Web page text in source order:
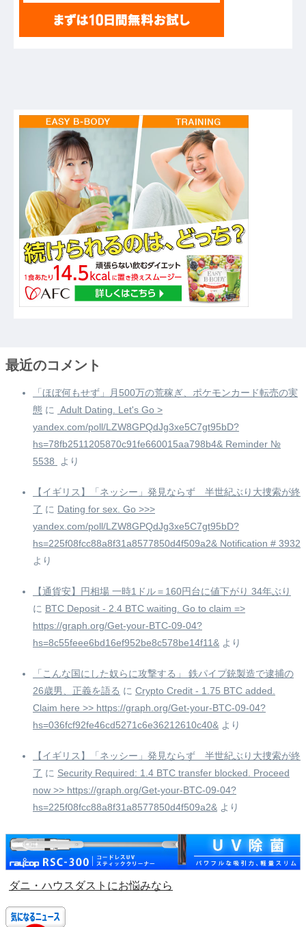
最近のコメント
「ほぼ何もせず」月500万の荒稼ぎ、ポケモンカード転売の実
態 に
️ Adult Dating. Let's Go >
yandex.com/poll/LZW8GPQdJg3xe5C7gt95bD?
hs=78fb2511205870c91fe660015aa798b4& Reminder №
5538 ️
より
【イギリス】「ネッシー」発見ならず 半世紀ぶり大捜索が終
了 に Dating for sex. Go >>>
yandex.com/poll/LZW8GPQdJg3xe5C7gt95bD?
hs=225f08fcc88a8f31a8577850d4f509a2& Notification # 3932
より
【通貨安】円相場 一時1ドル＝160円台に値下がり 34年ぶり
に BTC Deposit - 2.4 BTC waiting. Go to claim =>
https://graph.org/Get-your-BTC-09-04?
hs=8c55feee6bd16ef952be8c578be14f11& より
「こんな国にした奴らに攻撃する」 鉄パイプ銃製造で逮捕の
26歳男、正義を語る に Crypto Credit - 1.75 BTC added.
Claim here >> https://graph.org/Get-your-BTC-09-04?
hs=036fcf92fe46cd5271c6e36212610c40& より
【イギリス】「ネッシー」発見ならず 半世紀ぶり大捜索が終
了 に Security Required: 1.4 BTC transfer blocked. Proceed
now >> https://graph.org/Get-your-BTC-09-04?
hs=225f08fcc88a8f31a8577850d4f509a2& より
ダニ・ハウスダストにお悩みなら